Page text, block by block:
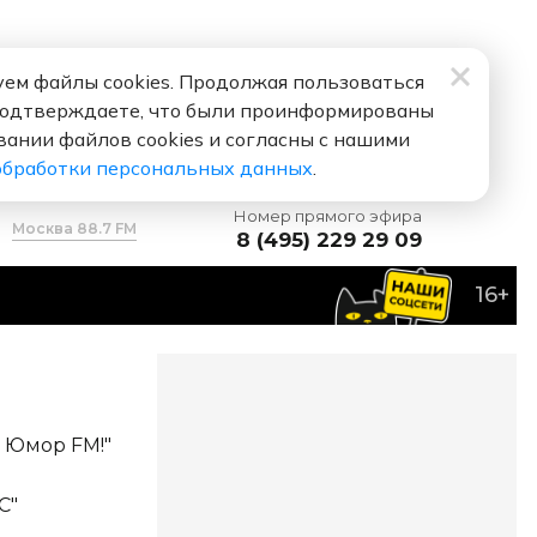
Москва 88.7 FM
Номер прямого эфира
8 (495) 229 29 09
16+
файлы cookies. Продолжая пользоваться
что были проинформированы
файлов cookies и согласны с нашими
персональных данных.